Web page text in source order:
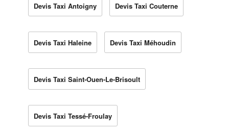
Devis Taxi Antoigny Devis Taxi Couterne
Devis Taxi Haleine Devis Taxi Méhoudin
Devis Taxi Saint-Ouen-Le-Brisoult
Devis Taxi Tessé-Froulay